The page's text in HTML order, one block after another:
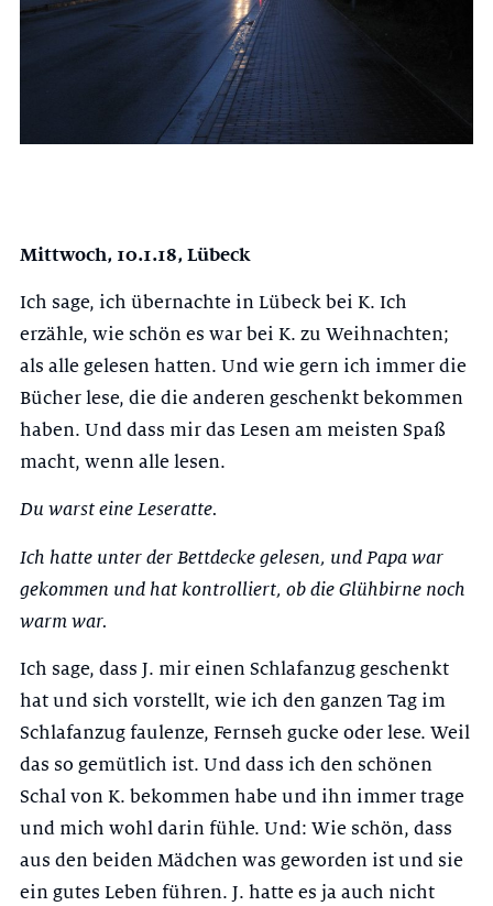
Mittwoch, 10.1.18, Lübeck
Ich sage, ich übernachte in Lübeck bei K. Ich
erzähle, wie schön es war bei K. zu Weihnachten;
als alle gelesen hatten. Und wie gern ich immer die
Bücher lese, die die anderen geschenkt bekommen
haben. Und dass mir das Lesen am meisten Spaß
macht, wenn alle lesen.
Du warst eine Leseratte.
Ich hatte unter der Bettdecke gelesen, und Papa war
gekommen und hat kontrolliert, ob die Glühbirne noch
warm war.
Ich sage, dass J. mir einen Schlafanzug geschenkt
hat und sich vorstellt, wie ich den ganzen Tag im
Schlafanzug faulenze, Fernseh gucke oder lese. Weil
das so gemütlich ist. Und dass ich den schönen
Schal von K. bekommen habe und ihn immer trage
und mich wohl darin fühle. Und: Wie schön, dass
aus den beiden Mädchen was geworden ist und sie
ein gutes Leben führen. J. hatte es ja auch nicht